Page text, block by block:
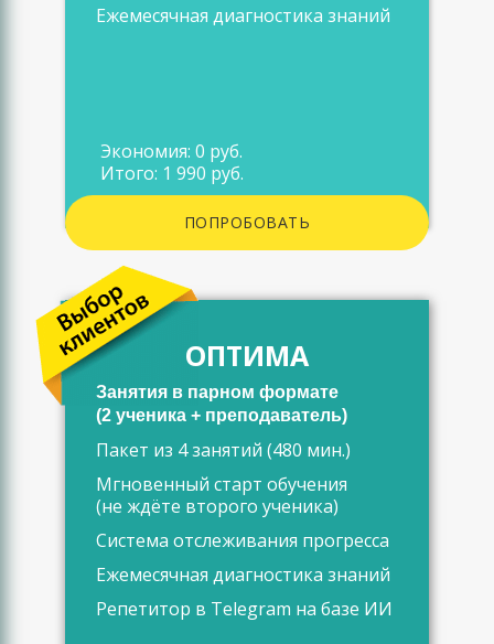
Ежемесячная диагностика знаний
Экономия: 0 руб.
Итого: 1 990 руб.
ПОПРОБОВАТЬ
ОПТИМА
Занятия в парном формате
(2 ученика + преподаватель)
Пакет из 4 занятий (480 мин.)
Мгновенный старт обучения
(не ждёте второго ученика)
Система отслеживания прогресса
Ежемесячная диагностика знаний
Репетитор в Telegram на базе ИИ